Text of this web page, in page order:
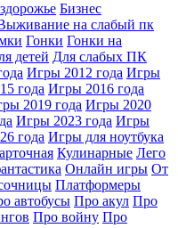
Бизнес
на слабый пк
Гонки Гонки на
детей Для слабых ПК
Игры 2012 года Игры
года Игры 2016 года
2019 года Игры 2020
Игры 2023 года Игры
года Игры для ноутбука
Кулинарные Лего
Онлайн игры От
Платформеры
автобусы Про акул Про
Про войну Про